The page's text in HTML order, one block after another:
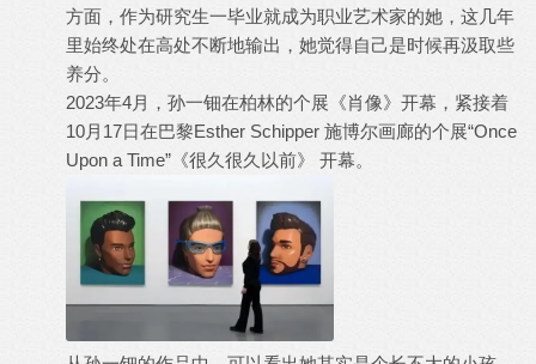
方面，作为研究生一毕业就成为职业艺术家的她，这几年
里始终处在高处不断地输出，她觉得自己是时候再汲取些
养分。
2023年4月，孙一钿在柏林的个展《肖像》开幕，紧接着
10月17日在巴黎Esther Schipper 施博尔画廊的个展“Once
Upon a Time”《很久很久以前》 开幕。